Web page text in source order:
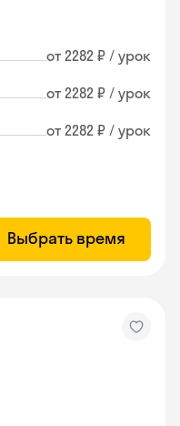
от 2282 ₽ / урок
от 2282 ₽ / урок
от 2282 ₽ / урок
Выбрать время